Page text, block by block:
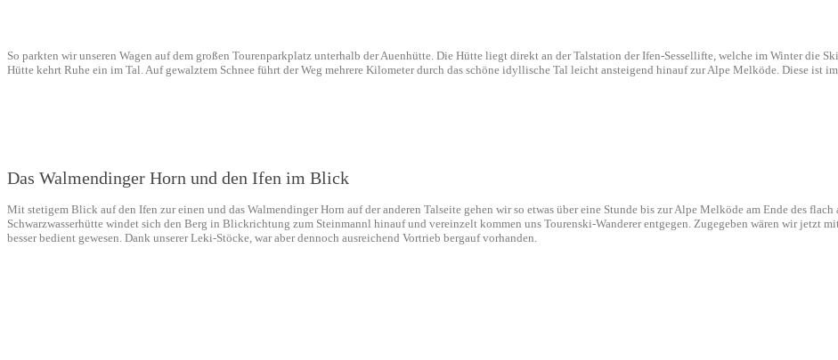
So parkten wir unseren Wagen auf dem großen Tourenparkplatz unterhalb der Auenhütte. Die Hütte liegt direkt an der Talstation der Ifen-Sessellifte, welche im Winter die
Hütte kehrt Ruhe ein im Tal. Auf gewalztem Schnee führt der Weg mehrere Kilometer durch das schöne idyllische Tal leicht ansteigend hinauf zur Alpe Melköde. Diese ist
Das Walmendinger Horn und den Ifen im Blick
Mit stetigem Blick auf den Ifen zur einen und das Walmendinger Horn auf der anderen Talseite gehen wir so etwas über eine Stunde bis zur Alpe Melköde am Ende des
Schwarzwasserhütte windet sich den Berg in Blickrichtung zum Steinmannl hinauf und vereinzelt kommen uns Tourenski-Wanderer entgegen. Zugegeben wären wir jetzt
besser bedient gewesen. Dank unserer Leki-Stöcke, war aber dennoch ausreichend Vortrieb bergauf vorhanden.